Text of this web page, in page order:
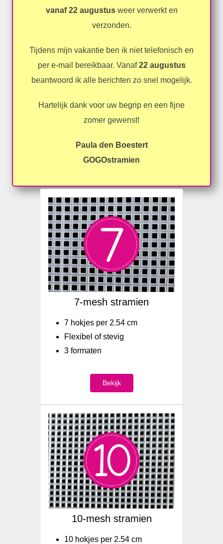
vanaf 22 augustusweer verwerkt en
verzonden.
Tijdens mijn vakantie ben ik niet telefonisch en
per e-mail bereikbaar. Vanaf22 augustus
beantwoord ik alle berichten zo snel mogelijk.
Hartelijk dank voor uw begrip en een fijne
zomer gewenst!
Paula den Boestert
GOGOstramien
7-mesh stramien
7 hokjes per 2.54 cm
Flexibel of stevig
3 formaten
Bekijk
10-mesh stramien
10 hokjes per 2.54 cm